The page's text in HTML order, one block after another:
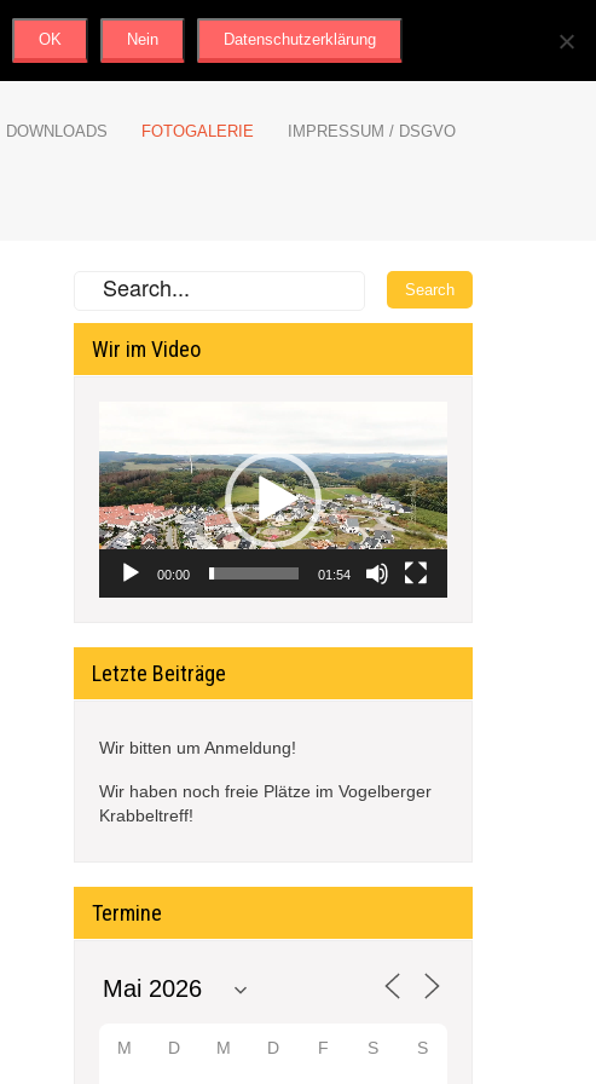
DOWNLOADS FOTOGALERIE IMPRESSUM / DSGVO
Wir im Video
00:00 01:54
Letzte Beiträge
Wir bitten um Anmeldung!
Wir haben noch freie Plätze im Vogelberger
Krabbeltreff!
Termine
M D M D F S S
OK Nein Datenschutzerklärung